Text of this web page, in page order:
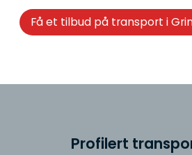
Få et tilbud på transport i
Profilert